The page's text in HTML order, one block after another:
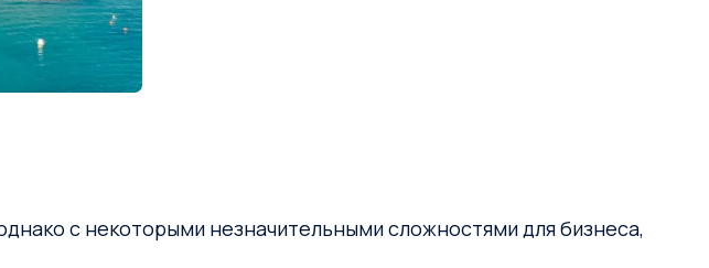
с некоторыми незначительными сложностями для бизнеса,